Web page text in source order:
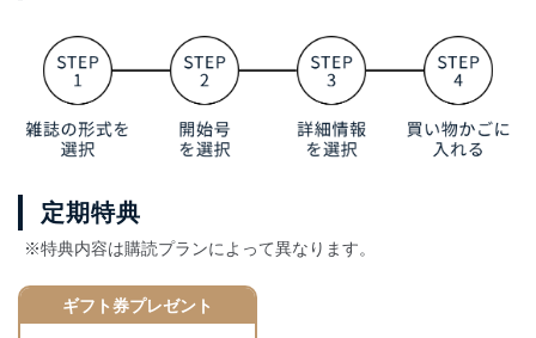
定期特典
※特典内容は購読プランによって異なります。
ギフト券プレゼント